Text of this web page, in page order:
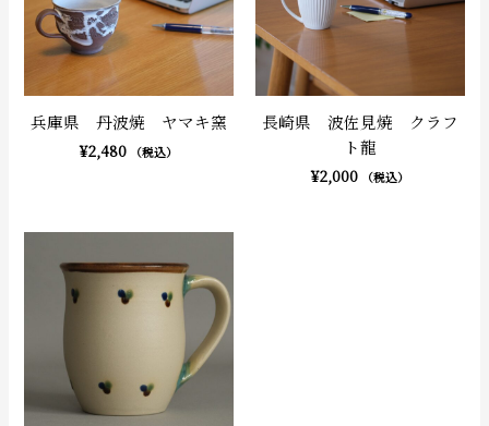
兵庫県 丹波焼 ヤマキ窯
¥2,480 （税込）
長崎県 波佐見焼 クラフ
ト龍
¥2,000 （税込）